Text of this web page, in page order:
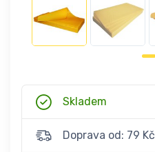
Skladem
Doprava od: 79 Kč